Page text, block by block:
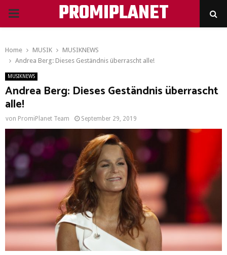
PRIMARY
PROMIPLANET
Home MUSIK
MUSIKNEWS
Andrea Berg: Dieses Geständnis überrascht alle!
MUSIKNEWS
Andrea Berg: Dieses Geständnis überrascht
alle!
von PromiPlanet Team September 29, 2019